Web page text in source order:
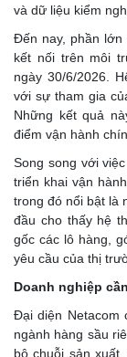
và dữ liệu kiểm
Đến nay, phần lớn
kết nối trên môi
ngày 30/6/2026.
với sự tham gia
Những kết quả
điểm vận hành
Song song với
triển khai vận
trong đó nổi bật là
đầu cho thấy hệ
gốc các lô hàng,
yêu cầu của thị
Doanh nghiệp
Đại diện Netacom
ngành hàng sầu
bộ chuỗi sản